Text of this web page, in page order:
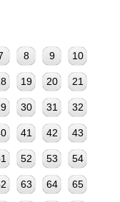
8 9 10
19 20 21
30 31 32
41 42 43
52 53 54
63 64 65